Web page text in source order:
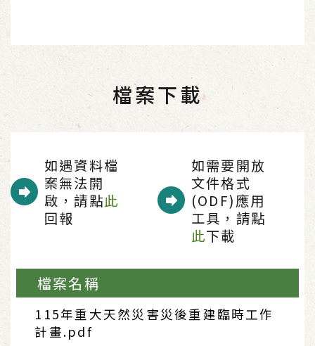
檔案下載
如遇資料檔
案無法開
啟，請點此
回報
如需要開放
文件格式
(ODF)應用
工具，請點
此下載
檔案名稱
115年重大天然災害災後重建臨時工作
計畫.pdf